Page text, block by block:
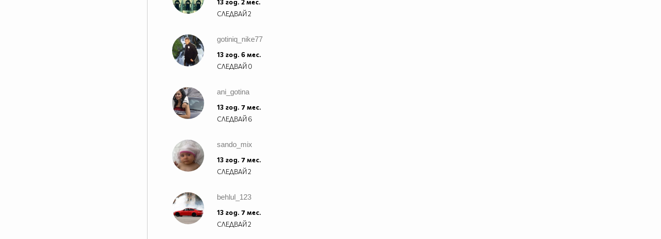
13 год. 2 мес.
СЛЕДВАЙ2
gotiniq_nike77
13 год. 6 мес.
СЛЕДВАЙ 0
ani_gotina
13 год. 7 мес.
СЛЕДВАЙ 6
sando_mix
13 год. 7 мес.
СЛЕДВАЙ2
behlul_123
13 год. 7 мес.
СЛЕДВАЙ2